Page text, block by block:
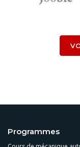
Programmes